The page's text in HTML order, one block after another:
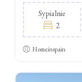
Sypialnie
2
Homeinspain